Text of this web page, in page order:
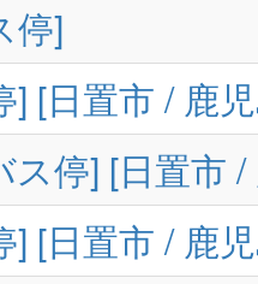
停]
] [日置市 / 鹿
ス停] [日置市
] [日置市 / 鹿